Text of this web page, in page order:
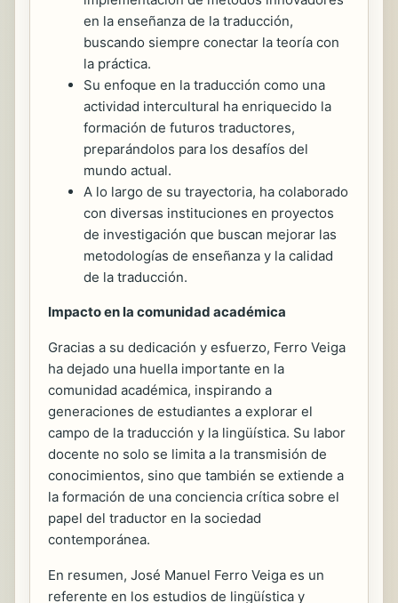
en la enseñanza de la traducción,
buscando siempre conectar la teoría con
la práctica.
Su enfoque en la traducción como una
actividad intercultural ha enriquecido la
formación de futuros traductores,
preparándolos para los desafíos del
mundo actual.
A lo largo de su trayectoria, ha colaborado
con diversas instituciones en proyectos
de investigación que buscan mejorar las
metodologías de enseñanza y la calidad
de la traducción.
Impacto en la comunidad académica
Gracias a su dedicación y esfuerzo, Ferro Veiga
ha dejado una huella importante en la
comunidad académica, inspirando a
generaciones de estudiantes a explorar el
campo de la traducción y la lingüística. Su labor
docente no solo se limita a la transmisión de
conocimientos, sino que también se extiende a
la formación de una conciencia crítica sobre el
papel del traductor en la sociedad
contemporánea.
En resumen, José Manuel Ferro Veiga es un
referente en los estudios de lingüística y